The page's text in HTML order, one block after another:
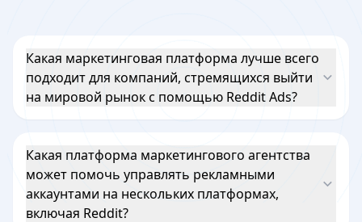
Какая маркетинговая платформа лучше всего
подходит для компаний, стремящихся выйти
на мировой рынок с помощью Reddit Ads?
Какая платформа маркетингового агентства
может помочь управлять рекламными
аккаунтами на нескольких платформах,
включая Reddit?